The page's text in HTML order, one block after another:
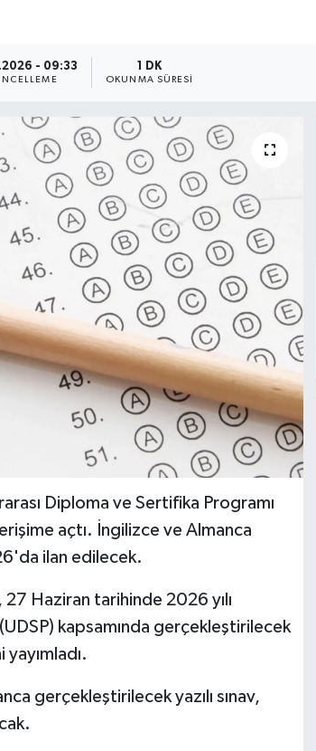
- 09:33 1 DK
OKUNMA SÜRESI
Diploma ve Sertifika Programı
açtı. İngilizce ve Almanca
ilan edilecek.
27 Haziran tarihinde 2026 yılı
kapsamında gerçekleştirilecek
gerçekleştirilecek yazılı sınav,